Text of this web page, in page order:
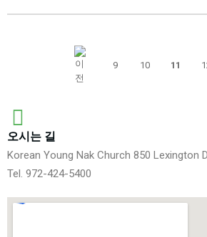
9 10 11
오시는 길
Korean Young Nak Church 850 Lexington
Tel. 972-424-5400